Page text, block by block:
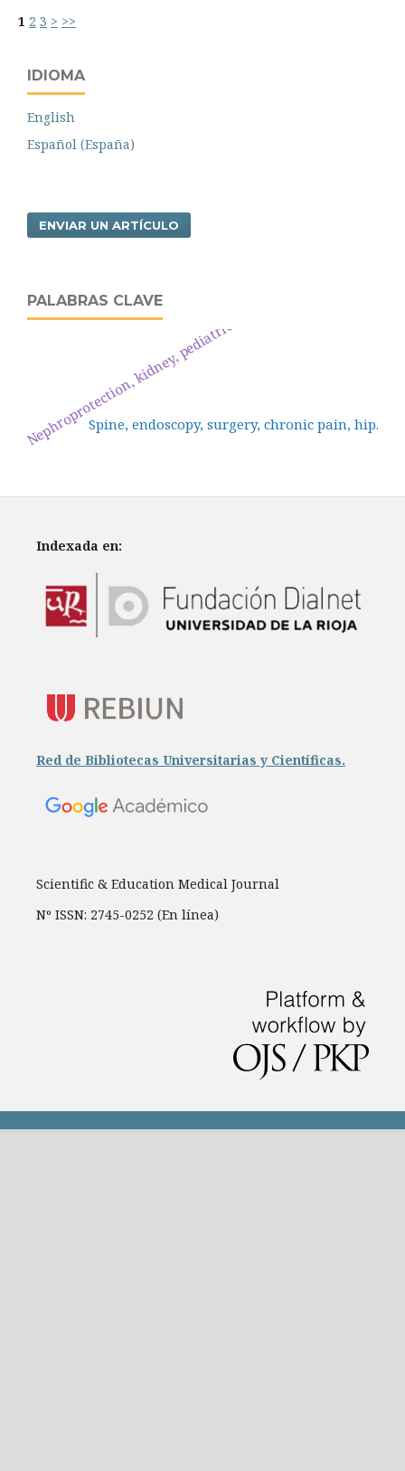
1 2 3 > >>
IDIOMA
English
Español (España)
ENVIAR UN ARTÍCULO
PALABRAS CLAVE
Spine, endoscopy, surgery, chronic pain, hip.
Nephroprotection, kidney, pediatric.
Indexada en:
Red de Bibliotecas Universitarias y Científicas.
Scientific & Education Medical Journal
Nº ISSN: 2745-0252 (En línea)